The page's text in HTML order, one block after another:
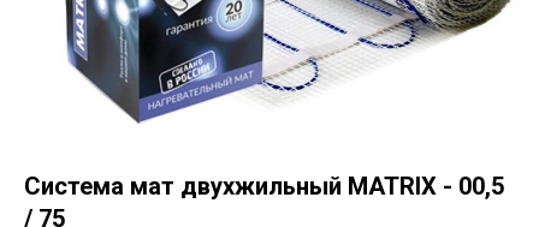
Система мат двухжильный MATRIX - 00,5
/ 75